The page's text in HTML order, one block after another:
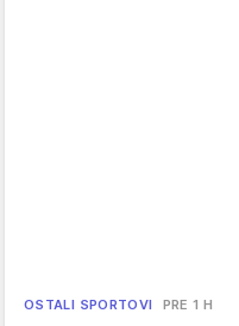
OSTALI SPORTOVI PRE 1 H